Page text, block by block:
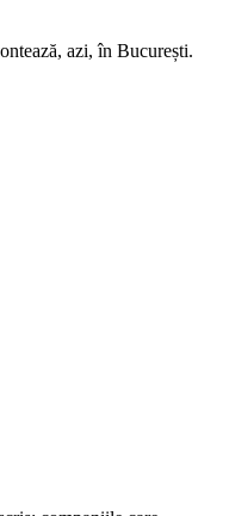
azi, în București.